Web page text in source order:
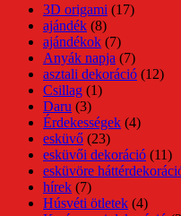
3D origami (17)
ajándék (8)
ajándékok (7)
Anyák napja (7)
asztali dekoráció (12)
Csillag (1)
Daru (3)
Érdekességek (4)
esküvő (23)
esküvői dekoráció (11)
esküvöre
hírek (7)
Húsvéti ötletek (4)